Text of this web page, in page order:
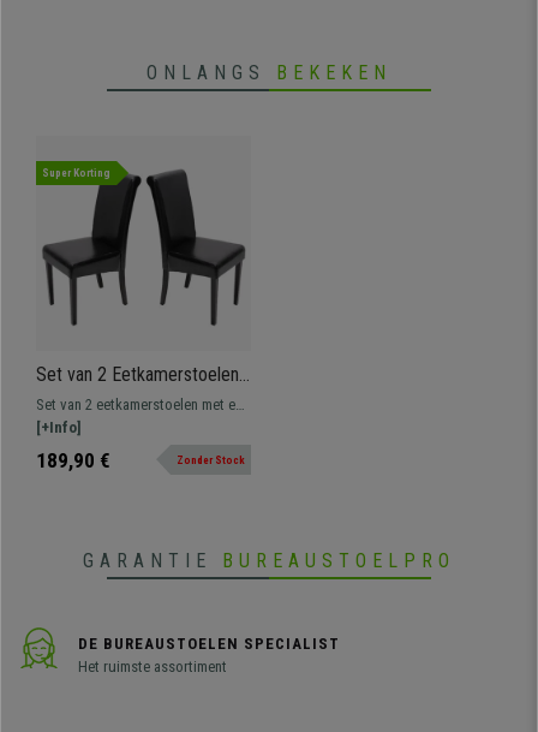
ONLANGS BEKEKEN
Super Korting
Set van 2 Eetkamerstoelen
NOVARA II, in Zwart Echt
Leder, Donkerhouten Poten
Set van 2 eetkamerstoelen met een
uniek en exclusief design
[+Info]
189,90 € Zonder Stock
GARANTIE BUREAUSTOELPRO
DE BUREAUSTOELEN SPECIALIST
Het ruimste assortiment